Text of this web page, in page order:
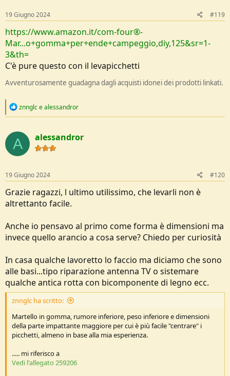
s
:
19 Giugno 2024 #119
https://www.amazon.it/com-four®-
Mar...o+gomma+per+ende+campeggio,diy,125&sr=1-
3&th=
C'è pure questo con il levapicchetti
Avventurosamente guadagna dagli acquisti idonei dei prodotti linkati.
R
c
t
i
o
s
:
znnglcealessandror
A alessandror
19 Giugno 2024 #120
Grazie ragazzi, l ultimo utilissimo, che levarli non è
altrettanto facile.
Anche io pensavo al primo come forma è dimensioni ma
invece quello arancio a cosa serve? Chiedo per curiosità
In casa qualche lavoretto lo faccio ma diciamo che sono
alle basi...tipo riparazione antenna TV o sistemare
qualche antica rotta con bicomponente di legno ecc.
znnglc ha scritto:
Martello in gomma, rumore inferiore, peso inferiore e dimensioni
della parte impattante maggiore per cui è più facile "centrare" i
picchetti, almeno in base alla mia esperienza.
..... mi riferisco a
Vedi l'allegato 259206